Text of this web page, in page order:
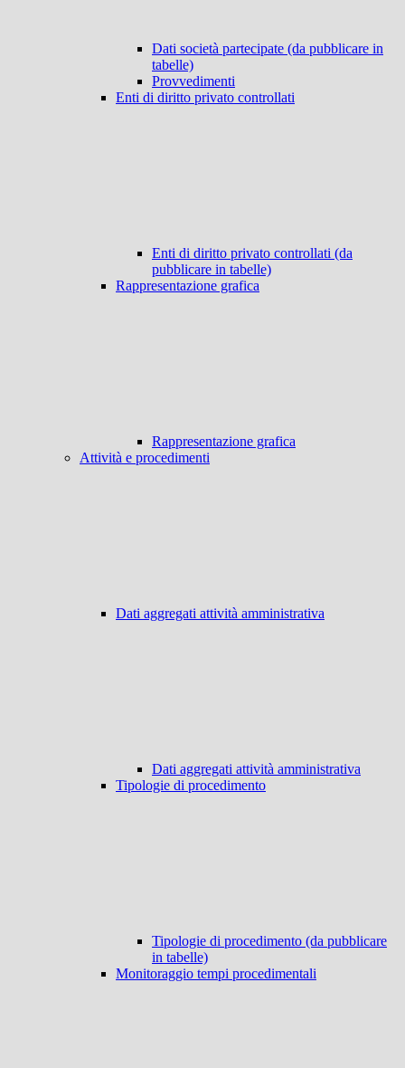
Dati società partecipate (da pubblicare in
tabelle)
Provvedimenti
Enti di diritto privato controllati
Enti di diritto privato controllati (da
pubblicare in tabelle)
Rappresentazione grafica
Rappresentazione grafica
Attività e procedimenti
Dati aggregati attività amministrativa
Dati aggregati attività amministrativa
Tipologie di procedimento
Tipologie di procedimento (da pubblicare
in tabelle)
Monitoraggio tempi procedimentali